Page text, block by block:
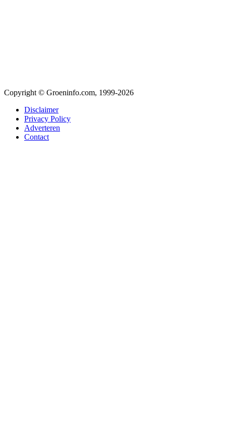
Copyright © Groeninfo.com, 1999-2026
Disclaimer
Privacy Policy
Adverteren
Contact